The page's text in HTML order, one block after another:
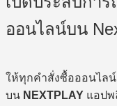
ออนไลน์บน
ให้ทุกคำสั่งซื้อออนไล
บน NEXTPLAY แอปพ